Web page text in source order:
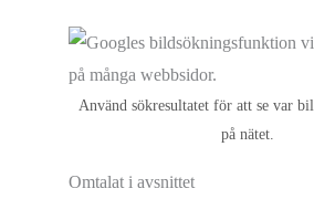
Använd sökresultatet för att se var
på nätet.
Omtalat i avsnittet